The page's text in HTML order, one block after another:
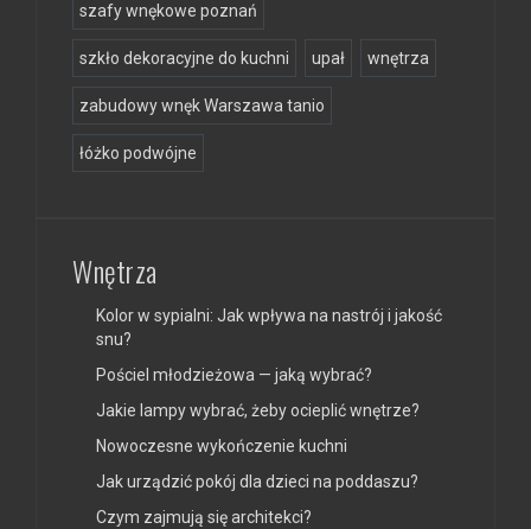
szafy wnękowe poznań
szkło dekoracyjne do kuchni upał wnętrza
zabudowy wnęk Warszawa tanio
łóżko podwójne
Wnętrza
Kolor w sypialni: Jak wpływa na nastrój i jakość
snu?
Pościel młodzieżowa — jaką wybrać?
Jakie lampy wybrać, żeby ocieplić wnętrze?
Nowoczesne wykończenie kuchni
Jak urządzić pokój dla dzieci na poddaszu?
Czym zajmują się architekci?